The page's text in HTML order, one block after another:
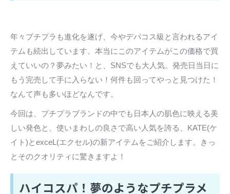
年々プチプラも進化を遂げ、今やデパコス級と言われるアイ
テムも続出しています。本当にこのアイテムがこの価格で買
えていいの？夢みたい！と、SNSでも大人気。発売日当日に
もう完売して手に入らない！何件も回ってやっと見つけた！
なんて声も多いほどなんです。
今回は、プチプラブランドの中でも日本人の肌色に映える美
しい発色と、使いまわしの良さで高い人気を誇る、KATE(ケ
イト)とexceL(エクセル)の新アイテムをご紹介します。きっ
とそのクオリティに驚きますよ！
ハイコスパ！夢のようなプチプラメ